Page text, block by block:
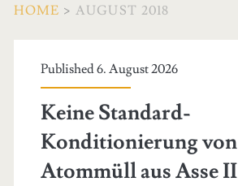
HOME > AUGUST 2018
Monat:
<span>August
2018</span>
Published 6. August 2026
Keine Standard-
Konditionierung von
Atommüll aus Asse II